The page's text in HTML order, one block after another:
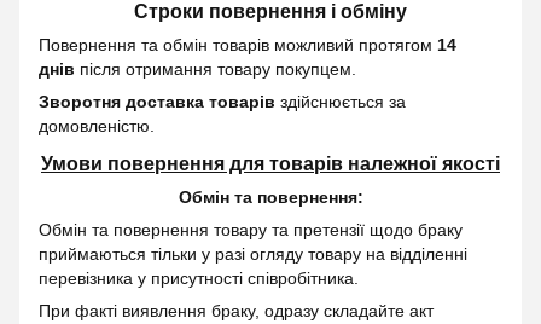
Строки повернення і обміну
Повернення та обмін товарів можливий протягом 14
днів після отримання товару покупцем.
Зворотня доставка товарів здійснюється за
домовленістю.
Умови повернення для товарів належної якості
Обмін та повернення:
Обмін та повернення товару та претензії щодо браку
приймаються тільки у разі огляду товару на відділенні
перевізника у присутності співробітника.
При факті виявлення браку, одразу складайте акт